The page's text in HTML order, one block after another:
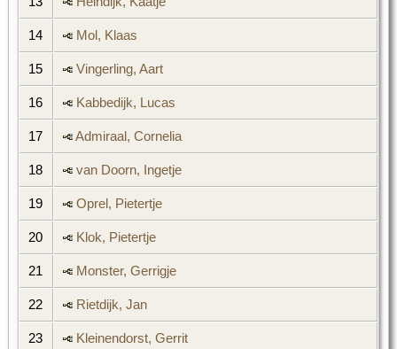
14 Mol, Klaas
15 Vingerling, Aart
16 Kabbedijk, Lucas
17 Admiraal, Cornelia
18 van Doorn, Ingetje
19 Oprel, Pietertje
20 Klok, Pietertje
21 Monster, Gerrigje
22 Rietdijk, Jan
23 Kleinendorst, Gerrit